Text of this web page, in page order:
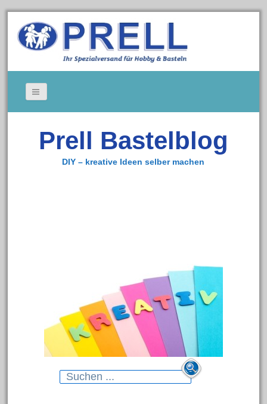
Gedeckte Tische
Kerzen
Prell Bastelblog
DIY – kreative Ideen selber machen
Search